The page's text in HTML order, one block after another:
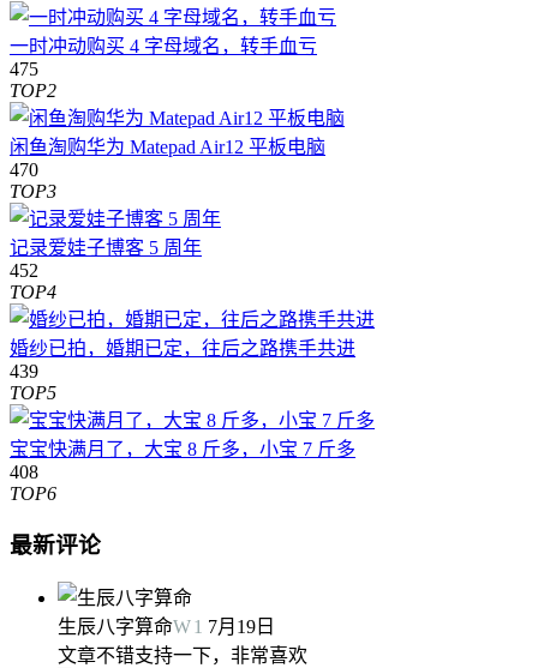
一时冲动购买 4 字母域名，转手血亏
475
TOP2
闲鱼淘购华为 Matepad Air12 平板电脑
470
TOP3
记录爱娃子博客 5 周年
452
TOP4
婚纱已拍，婚期已定，往后之路携手共进
439
TOP5
宝宝快满月了，大宝 8 斤多，小宝 7 斤多
408
TOP6
最新评论
生辰八字算命W1 7月19日
文章不错支持一下，非常喜欢